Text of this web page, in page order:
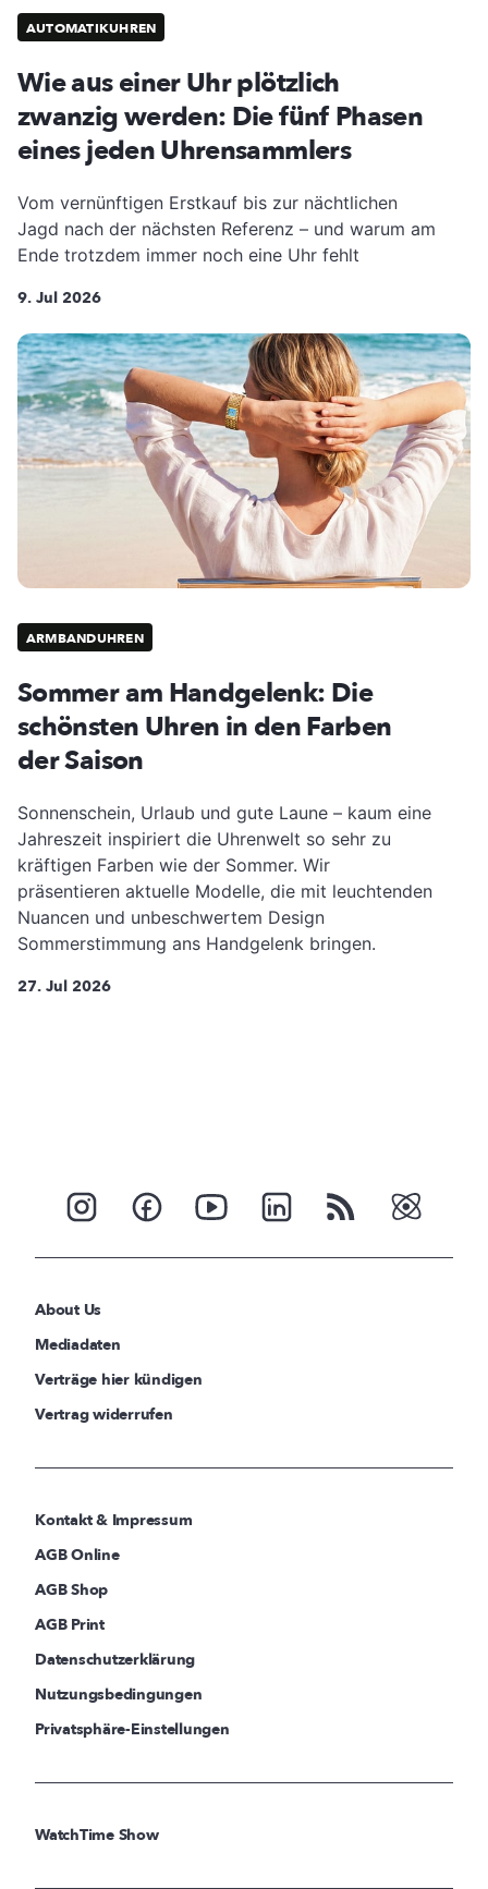
AUTOMATIKUHREN
Wie aus einer Uhr plötzlich
zwanzig werden: Die fünf Phasen
eines jeden Uhrensammlers
Vom vernünftigen Erstkauf bis zur nächtlichen
Jagd nach der nächsten Referenz – und warum am
Ende trotzdem immer noch eine Uhr fehlt
9. Jul 2026
ARMBANDUHREN
Sommer am Handgelenk: Die
schönsten Uhren in den Farben
der Saison
Sonnenschein, Urlaub und gute Laune – kaum eine
Jahreszeit inspiriert die Uhrenwelt so sehr zu
kräftigen Farben wie der Sommer. Wir
präsentieren aktuelle Modelle, die mit leuchtenden
Nuancen und unbeschwertem Design
Sommerstimmung ans Handgelenk bringen.
27. Jul 2026
About Us
Mediadaten
Verträge hier kündigen
Vertrag widerrufen
Kontakt & Impressum
AGB Online
AGB Shop
AGB Print
Datenschutzerklärung
Nutzungsbedingungen
Privatsphäre-Einstellungen
WatchTime Show